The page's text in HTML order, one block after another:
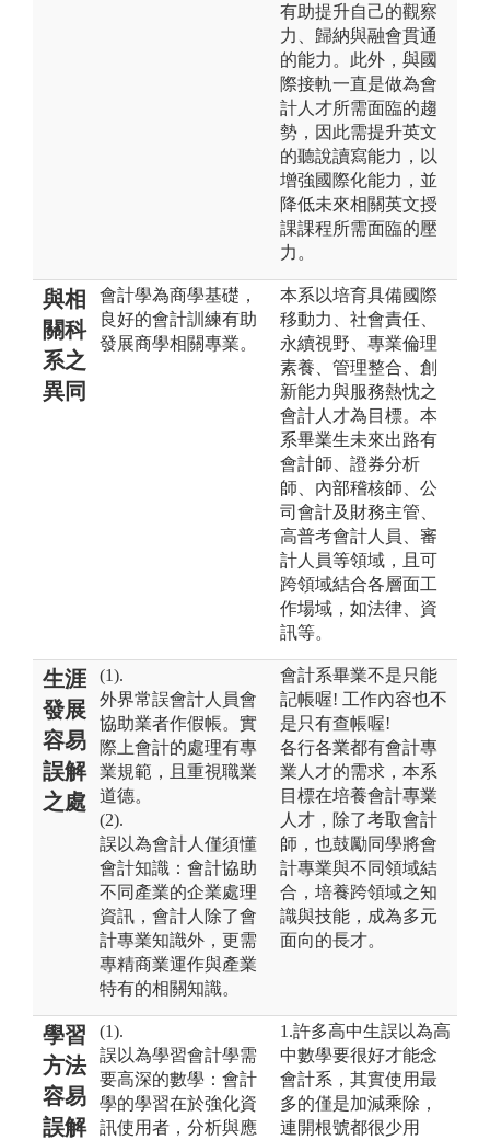
有助提升自己的觀察
力、歸納與融會貫通
的能力。此外，與國
際接軌一直是做為會
計人才所需面臨的趨
勢，因此需提升英文
的聽說讀寫能力，以
增強國際化能力，並
降低未來相關英文授
課課程所需面臨的壓
力。
與相
關科
系之
異同
會計學為商學基礎，
良好的會計訓練有助
發展商學相關專業。
本系以培育具備國際
移動力、社會責任、
永續視野、專業倫理
素養、管理整合、創
新能力與服務熱忱之
會計人才為目標。本
系畢業生未來出路有
會計師、證券分析
師、內部稽核師、公
司會計及財務主管、
高普考會計人員、審
計人員等領域，且可
跨領域結合各層面工
作場域，如法律、資
訊等。
生涯
發展
容易
誤解
之處
(1).
外界常誤會計人員會
協助業者作假帳。實
際上會計的處理有專
業規範，且重視職業
道德。
(2).
誤以為會計人僅須懂
會計知識：會計協助
不同產業的企業處理
資訊，會計人除了會
計專業知識外，更需
專精商業運作與產業
特有的相關知識。
會計系畢業不是只能
記帳喔! 工作內容也不
是只有查帳喔!
各行各業都有會計專
業人才的需求，本系
目標在培養會計專業
人才，除了考取會計
師，也鼓勵同學將會
計專業與不同領域結
合，培養跨領域之知
識與技能，成為多元
面向的長才。
學習
方法
容易
誤解
(1).
誤以為學習會計學需
要高深的數學：會計
學的學習在於強化資
訊使用者，分析與應
1.許多高中生誤以為高
中數學要很好才能念
會計系，其實使用最
多的僅是加減乘除，
連開根號都很少用